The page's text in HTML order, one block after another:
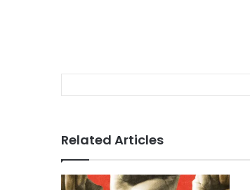
Related Articles